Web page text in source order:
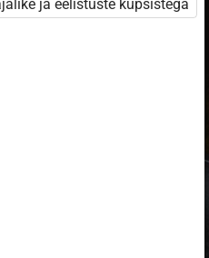
HarID
ja eelistuste küpsistega